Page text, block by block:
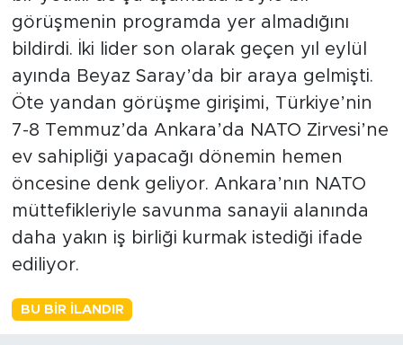
görüşmenin programda yer almadığını
bildirdi. İki lider son olarak geçen yıl eylül
ayında Beyaz Saray’da bir araya gelmişti.
Öte yandan görüşme girişimi, Türkiye’nin
7-8 Temmuz’da Ankara’da NATO Zirvesi’ne
ev sahipliği yapacağı dönemin hemen
öncesine denk geliyor. Ankara’nın NATO
müttefikleriyle savunma sanayii alanında
daha yakın iş birliği kurmak istediği ifade
ediliyor.
BU BIR İLANDIR